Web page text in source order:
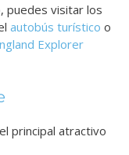
puedes visitar los
autobús turístico o
Explorer
principal atractivo